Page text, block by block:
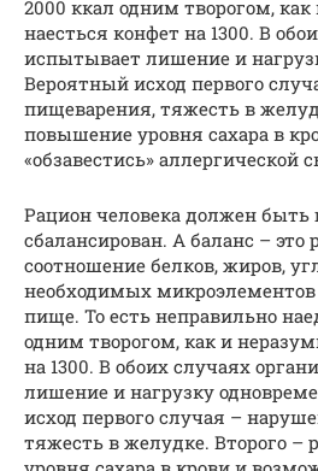
2000 ккал одним творогом,
наесться конфет на 1300. В
испытывает лишение и
Вероятный исход первого
пищеварения, тяжесть в
повышение уровня сахара в
«обзавестись» аллергической
Рацион человека должен быть
сбалансирован. А баланс – это
соотношение белков, жиров,
необходимых
пище. То есть неправильно
одним творогом, как и
на 1300. В обоих случаях
лишение и нагрузку
исход первого случая –
тяжесть в желудке. Второго –